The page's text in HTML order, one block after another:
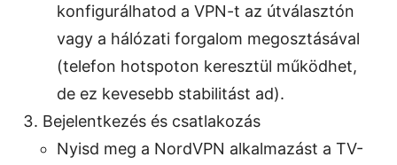
konfigurálhatod a VPN-t az útválasztón
vagy a hálózati forgalom megosztásával
(telefon hotspoton keresztül működhet,
de ez kevesebb stabilitást ad).
Bejelentkezés és csatlakozás
Nyisd meg a NordVPN alkalmazást a TV-